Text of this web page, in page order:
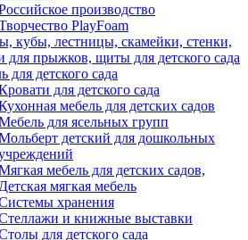
производство
PlayFoam
кубы, лестницы, скамейки, стенки,
для прыжков, щиты для детского сада
для детского сада
для детского сада
мебель для детских садов
для ясельных групп
детский для дошкольных
мебель для детских садов,
Детская мягкая мебель
хранения
и книжные выставки
для детского сада